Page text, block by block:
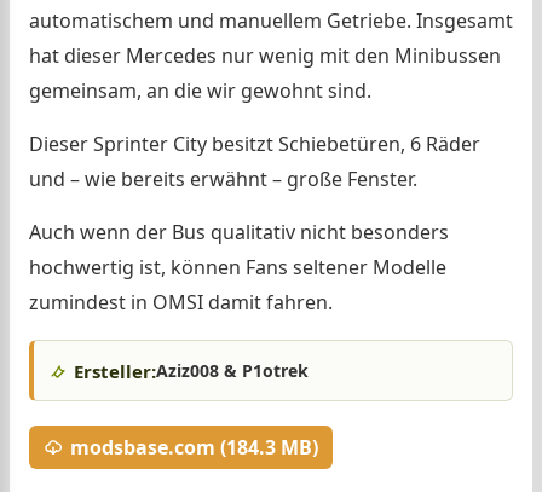
automatischem und manuellem Getriebe. Insgesamt
hat dieser Mercedes nur wenig mit den Minibussen
gemeinsam, an die wir gewohnt sind.
Dieser Sprinter City besitzt Schiebetüren, 6 Räder
und – wie bereits erwähnt – große Fenster.
Auch wenn der Bus qualitativ nicht besonders
hochwertig ist, können Fans seltener Modelle
zumindest in OMSI damit fahren.
Ersteller:Aziz008 & P1otrek
modsbase.com (184.3 MB)